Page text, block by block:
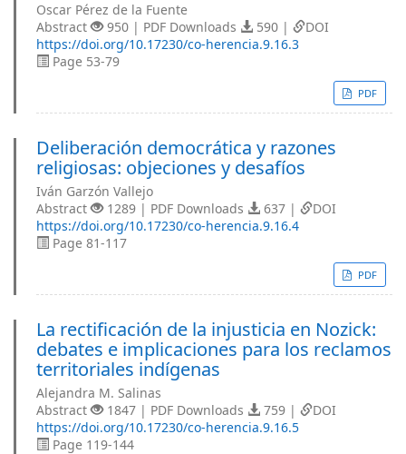
Oscar Pérez de la Fuente
Abstract
950 | PDF Downloads 590 |
DOI
https://doi.org/10.17230/co-herencia.9.16.3
Page 53-79
PDF
Deliberación democrática y razones
religiosas: objeciones y desafíos
Iván Garzón Vallejo
Abstract
1289 | PDF Downloads 637 |
DOI
https://doi.org/10.17230/co-herencia.9.16.4
Page 81-117
PDF
La rectificación de la injusticia en Nozick:
debates e implicaciones para los reclamos
territoriales indígenas
Alejandra M. Salinas
Abstract
1847 | PDF Downloads 759 |
DOI
https://doi.org/10.17230/co-herencia.9.16.5
Page 119-144